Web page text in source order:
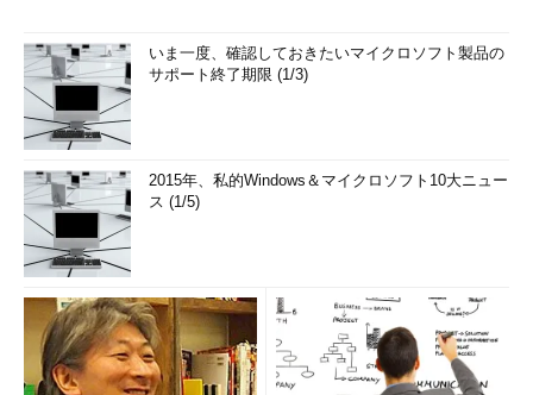
期
Edgeによる動
画や映像の
Miracast送信
Edgeを使って動画や音声、画像などをMiracastで送信でき
環境変数の編集
機能
きるようになった。Path環境変数の場合は、各パス項目の
順番を自由に変更できるようになった
メモリ管理機能
の改善
SkypeのOSへ
の統合
Skype機能がOSに統合され、アプリを起動していないとき
でもクイック返信で応答したり、メッセージングアプリで
Skypeユーザーとチャットしたりできる
Windows 7／8
Windows 7／8／8.1のプロダクトキーを使ってWindows 10
いま一度、確認しておきたいマイクロソフト製品の
サポート終了期限 (1/3)
2015年、私的Windows＆マイクロソフト10大ニュー
ス (1/5)